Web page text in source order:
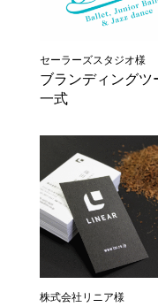
セーラーズスタジオ様
ブランディングツ
一式
株式会社リニア様